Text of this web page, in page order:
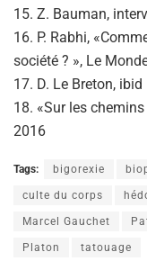
15. Z. Bauman,
16. P. Rabhi,
société ? », Le
17. D. Le Breton, ibid
18. «Sur les
2016
Tags: bigorexie
culte du corps
Marcel Gauchet
Platon tatouage